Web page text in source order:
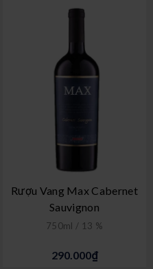
Rượu Vang Max Cabernet
Sauvignon
750ml / 13 %
290.000₫